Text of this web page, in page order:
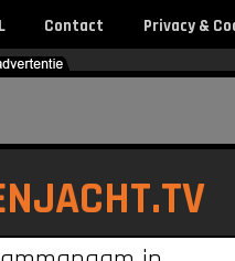
Contact Privacy &